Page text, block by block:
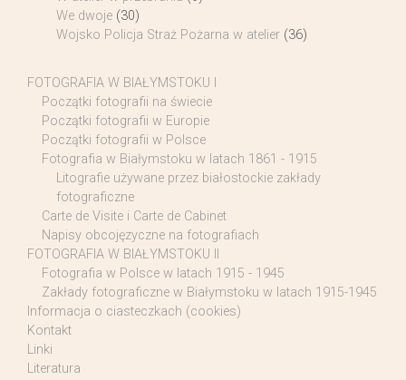
We dwoje (30)
Wojsko Policja Straż Pożarna w atelier (36)
FOTOGRAFIA W BIAŁYMSTOKU I
Początki fotografii na świecie
Początki fotografii w Europie
Początki fotografii w Polsce
Fotografia w Białymstoku w latach 1861 - 1915
Litografie używane przez białostockie zakłady
fotograficzne
Carte de Visite i Carte de Cabinet
Napisy obcojęzyczne na fotografiach
FOTOGRAFIA W BIAŁYMSTOKU II
Fotografia w Polsce w latach 1915 - 1945
Zakłady fotograficzne w Białymstoku w latach 1915-1945
Informacja o ciasteczkach (cookies)
Kontakt
Linki
Literatura